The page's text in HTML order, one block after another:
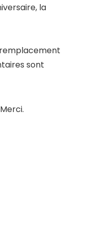
la
remplacement
sont